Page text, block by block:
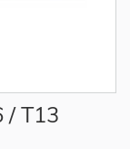
/ T13